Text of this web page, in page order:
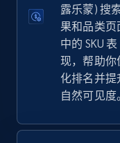
eBay - Gather
specified
URL, Product id,
Seller reviews,
more.
露乐蒙) 搜
果和品类页
中的 SKU 表
现，帮助你
化排名并提
自然可见度